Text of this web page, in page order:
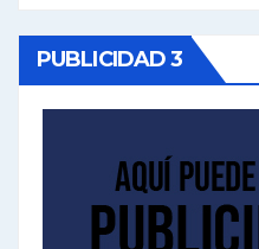
PUBLICIDAD 3